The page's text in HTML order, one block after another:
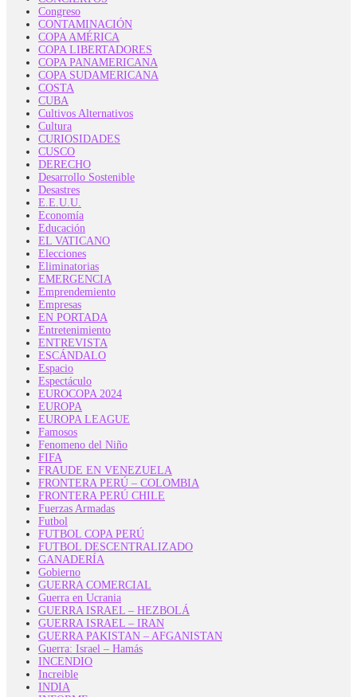
Congreso
CONTAMINACIÓN
COPA AMÉRICA
COPA LIBERTADORES
COPA PANAMERICANA
COPA SUDAMERICANA
COSTA
CUBA
Cultivos Alternativos
Cultura
CURIOSIDADES
CUSCO
DERECHO
Desarrollo Sostenible
Desastres
E.E.U.U.
Economía
Educación
EL VATICANO
Elecciones
Eliminatorias
EMERGENCIA
Emprendemiento
Empresas
EN PORTADA
Entretenimiento
ENTREVISTA
ESCÁNDALO
Espacio
Espectáculo
EUROCOPA 2024
EUROPA
EUROPA LEAGUE
Famosos
Fenomeno del Niño
FIFA
FRAUDE EN VENEZUELA
FRONTERA PERÚ – COLOMBIA
FRONTERA PERÚ CHILE
Fuerzas Armadas
Futbol
FUTBOL COPA PERÚ
FUTBOL DESCENTRALIZADO
GANADERÍA
Gobierno
GUERRA COMERCIAL
Guerra en Ucrania
GUERRA ISRAEL – HEZBOLÁ
GUERRA ISRAEL – IRAN
GUERRA PAKISTAN – AFGANISTAN
Guerra: Israel – Hamás
INCENDIO
Increible
INDIA